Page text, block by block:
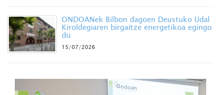
ONDOANek Bilbon dagoen Deustuko Udal
Kiroldegiaren birgaitze energetikoa egingo
du
15/07/2026